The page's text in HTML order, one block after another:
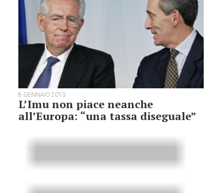
8 GENNAIO 2013
L’Imu non piace neanche
all’Europa: “una tassa diseguale”